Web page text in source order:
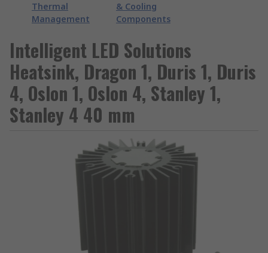
Thermal
Management
& Cooling
Components
Intelligent LED Solutions
Heatsink, Dragon 1, Duris 1, Duris
4, Oslon 1, Oslon 4, Stanley 1,
Stanley 4 40 mm